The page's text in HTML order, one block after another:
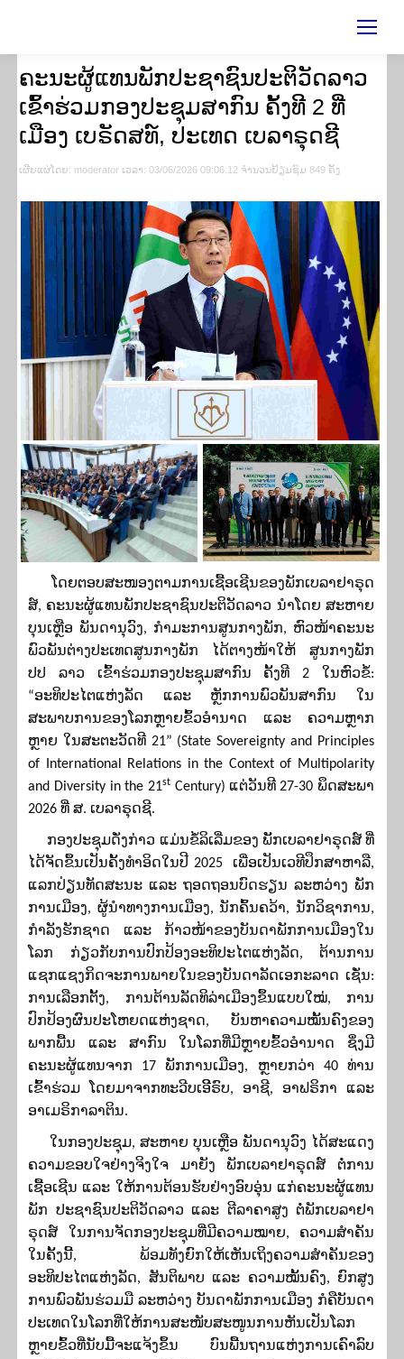
ຄະນະຜູ້ແທນພັກປະຊາຊົນປະຕິວັດລາວ
ເຂົ້າຮ່ວມກອງປະຊຸມສາກົນ ຄັ້ງທີ 2 ທີ່
ເມືອງ ເບຣັດສທ໌, ປະເທດ ເບລາຣຸດຊີ
ເຜີຍ​ແຜ່​ໂດຍ​: moderator ເວ​ລາ: 03/06/2026 09:06:12 ຈຳ​ນວນ​​ຢ້ຽມ​ຊົມ 849 ຄັ້ງ
ໂດຍຕອບສະໜອງຕາມການເຊື້ອເຊີນຂອງພັກເບລາຢາຣຸດ
ສ໌, ຄະນະຜູ້ແທນພັກປະຊາຊົນປະຕິວັດລາວ ນຳໂດຍ ສະຫາຍ
ບຸນເຫຼືອ ພັນດານຸວົງ, ກຳມະການສູນກາງພັກ, ຫົວໜ້າຄະນະ
ພົວພັນຕ່າງປະເທດສູນກາງພັກ ໄດ້ຕາງໜ້າໃຫ້ ສູນກາງພັກ
ປປ ລາວ ເຂົ້າຮ່ວມກອງປະຊຸມສາກົນ ຄັ້ງທີ 2 ໃນຫົວຂໍ້:
“ອະທິປະໄຕແຫ່ງລັດ ແລະ ຫຼັກການພົວພັນສາກົນ ໃນ
ສະພາບການຂອງໂລກຫຼາຍຂົ້ວອຳນາດ ແລະ ຄວາມຫຼາກ
ຫຼາຍ ໃນສະຕະວັດທີ 21” (State Sovereignty and Principles
of International Relations in the Context of Multipolarity
and Diversity in the 21st Century) ແຕ່ວັນທີ 27-30 ພຶດສະພາ
2026 ທີ່ ສ. ເບລາຣຸດຊີ.
ກອງປະຊຸມດັ່ງກ່າວ ແມ່ນຂໍ້ລິເລີ່ມຂອງ ພັັກເບລາຢາຣຸດສ໌ ທີ່
ໄດ້ຈັດຂຶ້ນເປັນຄັ້ງທໍາອິດໃນປີ 2025 ເພື່ອເປັນເວທີປຶກສາຫາລື,
ແລກປ່ຽນທັດສະນະ ແລະ ຖອດຖອນບົດຮຽນ ລະຫວ່າງ ພັກ
ການເມືອງ, ຜູ້ນຳທາງການເມືອງ,ນັກຄົ້ນຄວ້າ,ນັກວິຊາການ,
ກຳລັງຮັກຊາດ ແລະ ກ້າວໜ້າຂອງບັນດາພັກການເມືອງໃນ
ໂລກ ກ່ຽວກັບການປົກປ້ອງອະທິປະໄຕແຫ່ງລັດ, ຕ້ານການ
ແຊກແຊງກິດຈະການພາຍໃນຂອງບັນດາລັດເອກະລາດ ເຊັ່ນ:
ການເລືອກຕັ້ງ, ການຕ້ານລັດທິລ່າເມືອງຂຶ້ນແບບໃໝ່, ການ
ປົກປ້ອງຜົນປະໂຫຍດແຫ່ງຊາດ, ບັນຫາຄວາມໝັ້ນຄົງຂອງ
ພາກພື້ນ ແລະ ສາກົນ ໃນໂລກທີ່ມີຫຼາຍຂົ້ວອຳນາດ ຊຶ່ງມີ
ຄະນະຜູ້ແທນຈາກ 17 ພັກການເມືອງ, ຫຼາຍກວ່າ 40 ທ່ານ
ເຂົ້າຮ່ວມ ໂດຍມາຈາກທະວີບເອີີຣົບ, ອາຊີ, ອາຟຣິກາ ແລະ
ອາເມຣິກາລາຕິນ.
ໃນກອງປະຊຸມ,ສະຫາຍ ບຸນເຫຼືອ ພັນດານຸວົງ ໄດ້ສະແດງ
ຄວາມຂອບໃຈຢ່າງຈິງໃຈ ມາຍັງ ພັກເບລາຢາຣຸດສ໌ ຕໍ່ການ
ເຊື້ອເຊີນ ແລະ ໃຫ້ການຕ້ອນຮັບຢ່າງອົບອຸ່ນ ແກ່ຄະນະຜູ້ແທນ
ພັກ ປະຊາຊົນປະຕິວັດລາວ ແລະ ຕີລາຄາສູງ ຕໍ່ພັກເບລາຢາ
ຣຸດສ໌ ໃນການຈັດກອງປະຊຸມທີ່ມີຄວາມໝາຍ, ຄວາມສຳຄັນ
ໃນຄັ້ງນີ້, ພ້ອມທັງຍົກໃຫ້ເຫັນເຖິງຄວາມສຳຄັນຂອງ
ອະທິປະໄຕແຫ່ງລັດ, ສັນຕິພາບ ແລະ ຄວາມໝັ້ນຄົງ, ຍົກສູງ
ການພົວພັນຮ່ວມມື ລະຫວ່າງ ບັນດາພັກການເມືອງ ກໍຄືບັນດາ
ປະເທດໃນໂລກທີ່ໃຫ້ການສະໜັບສະໜູນການຫັນເປັນໂລກ
ຫຼາຍຂົ້ວທີ່ນັບມື້ຈະແຈ້ງຂຶ້ນ ບົນພື້ນຖານແຫ່ງການເຄົາລົບ